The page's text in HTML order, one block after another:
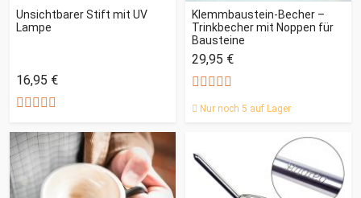
Unsichtbarer Stift mit UV
Lampe
16,95 €
Klemmbaustein-Becher –
Trinkbecher mit Noppen für
Bausteine
29,95 €
Nur noch 5 auf Lager